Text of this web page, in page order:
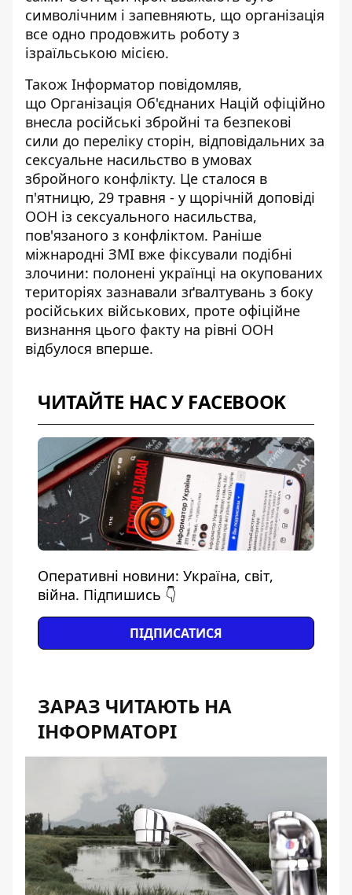
символічним і запевняють, що організація
все одно продовжить роботу з
ізраїльською місією.
Також Інформатор повідомляв,
що Організація Об'єднаних Націй офіційно
внесла російські збройні та безпекові
сили до переліку сторін, відповідальних за
сексуальне насильство в умовах
збройного конфлікту. Це сталося в
п'ятницю, 29 травня - у щорічній доповіді
ООН із сексуального насильства,
пов'язаного з конфліктом. Раніше
міжнародні ЗМІ вже фіксували подібні
злочини: полонені українці на окупованих
територіях зазнавали зґвалтувань з боку
російських військових, проте офіційне
визнання цього факту на рівні ООН
відбулося вперше.
ЧИТАЙТЕ НАС У FACEBOOK
Оперативні новини: Україна, світ,
війна. Підпишись 👇
ПІДПИСАТИСЯ
ЗАРАЗ ЧИТАЮТЬ НА
ІНФОРМАТОРІ